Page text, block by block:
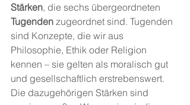
Stärken, die sechs übergeordneten
Tugenden zugeordnet sind. Tugenden
sind Konzepte, die wir aus
Philosophie, Ethik oder Religion
kennen – sie gelten als moralisch gut
und gesellschaftlich erstrebenswert.
Die dazugehörigen Stärken sind